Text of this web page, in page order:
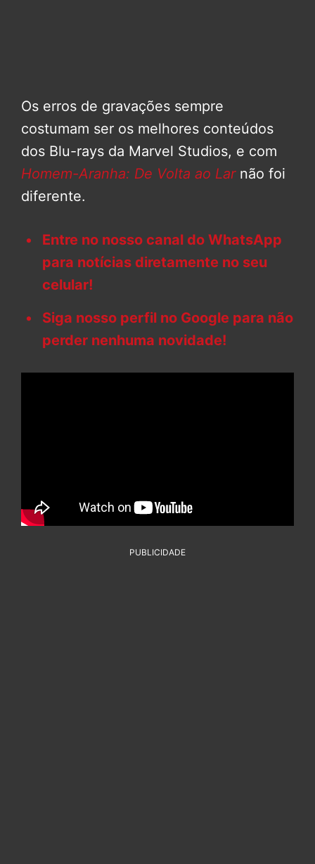
Os erros de gravações sempre
costumam ser os melhores conteúdos
dos Blu-rays da Marvel Studios, e com
Homem-Aranha: De Volta ao Larnão foi
diferente.
Entre no nosso canal do WhatsApp
para notícias diretamente no seu
celular!
Siga nosso perfil no Google para não
perder nenhuma novidade!
PUBLICIDADE